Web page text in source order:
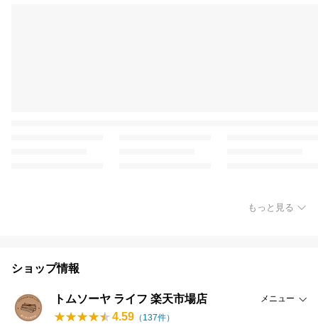
もっと見る
ショップ情報
トムソーヤ ライフ 楽天市場店 メニュー
4.59 （ 137件）